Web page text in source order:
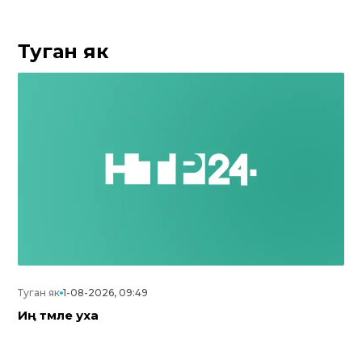
Туган як
Туган як 1-08-2026, 09:49
Иң тәмле уха